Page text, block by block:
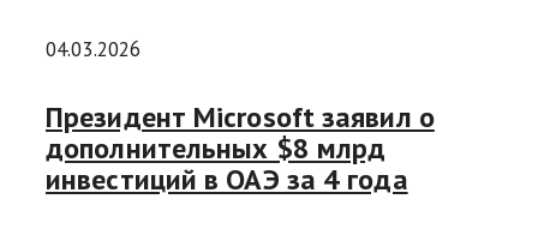
04.03.2026
Президент Microsoft заявил о
дополнительных $8 млрд
инвестиций в ОАЭ за 4 года